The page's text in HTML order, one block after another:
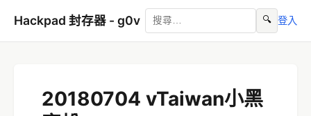
Hackpad 封存器 - g0v 🔍 登入
20180704 vTaiwan小黑